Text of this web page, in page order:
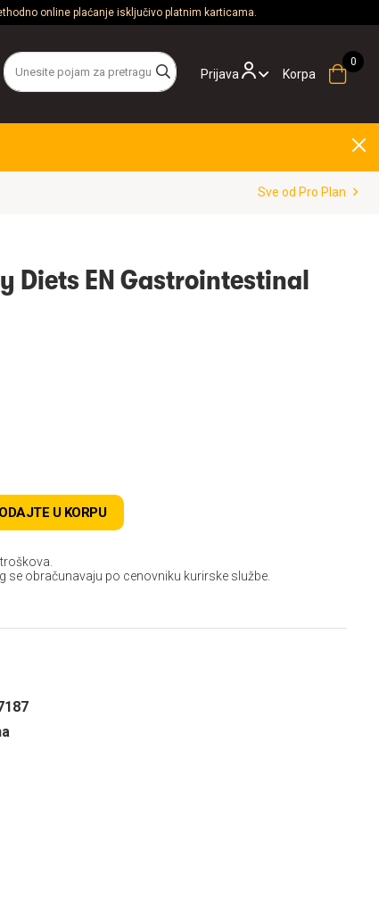
online plaćanje isključivo platnim karticama.
Prijava Korpa
Sve od Pro Plan
Diets EN Gastrointestinal
U KORPU
se obračunavaju po cenovniku kurirske službe.